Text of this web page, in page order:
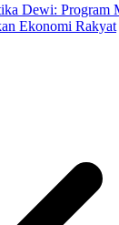
Dewi: Program
Ekonomi Rakyat